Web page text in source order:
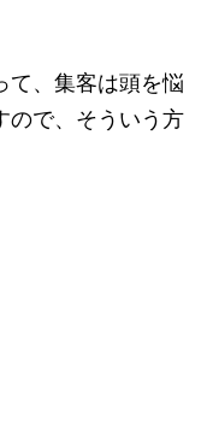
て、集客は頭を悩
ので、そういう方